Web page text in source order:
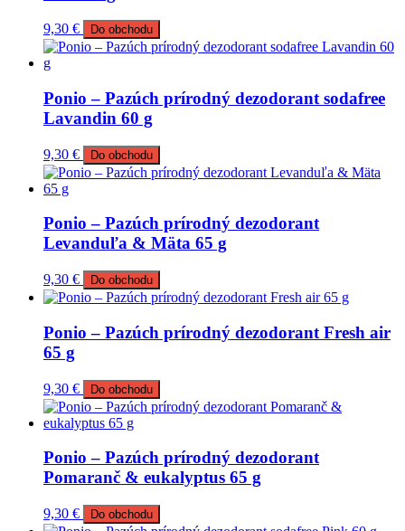
9,30 € Do obchodu
Ponio – Pazúch prírodný dezodorant sodafree
Lavandin 60 g
9,30 € Do obchodu
Ponio – Pazúch prírodný dezodorant
Levanduľa & Mäta 65 g
9,30 € Do obchodu
Ponio – Pazúch prírodný dezodorant Fresh air
65 g
9,30 € Do obchodu
Ponio – Pazúch prírodný dezodorant
Pomaranč & eukalyptus 65 g
9,30 € Do obchodu